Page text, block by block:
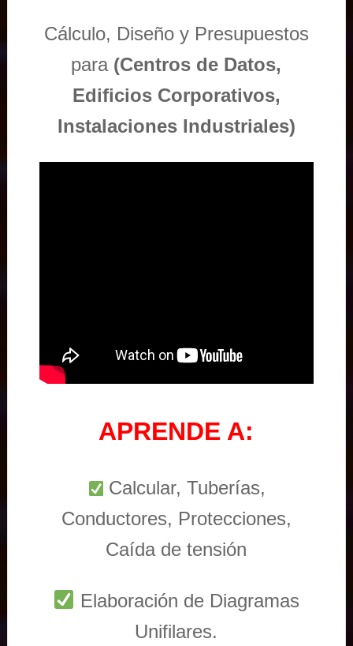
Cálculo, Diseño y Presupuestos
para (Centros de Datos,
Edificios Corporativos,
Instalaciones Industriales)
APRENDE A:
Calcular, Tuberías,
Conductores, Protecciones,
Caída de tensión
Elaboración de Diagramas
Unifilares.